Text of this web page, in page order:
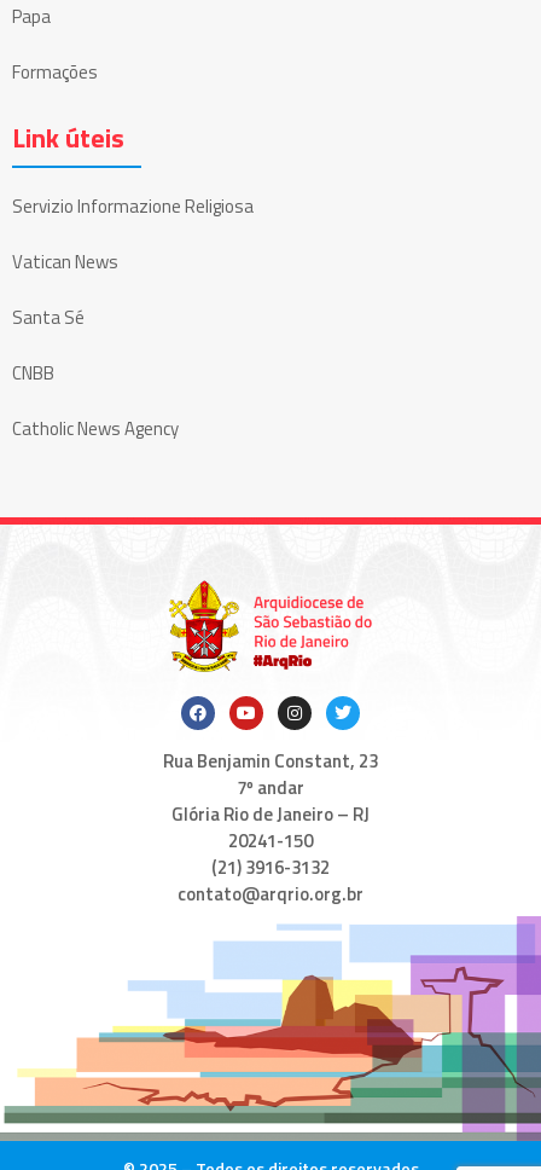
Papa
Formações
Link úteis
Servizio Informazione Religiosa
Vatican News
Santa Sé
CNBB
Catholic News Agency
Rua Benjamin Constant, 23
7º andar
Glória Rio de Janeiro – RJ
20241-150
(21) 3916-3132
contato@arqrio.org.br